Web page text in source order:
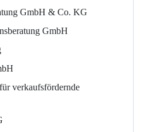
GmbH & Co. KG
GmbH
verkaufsfördernde